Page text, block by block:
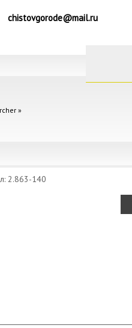
chistovgorode@mail.ru
»
2.863-140